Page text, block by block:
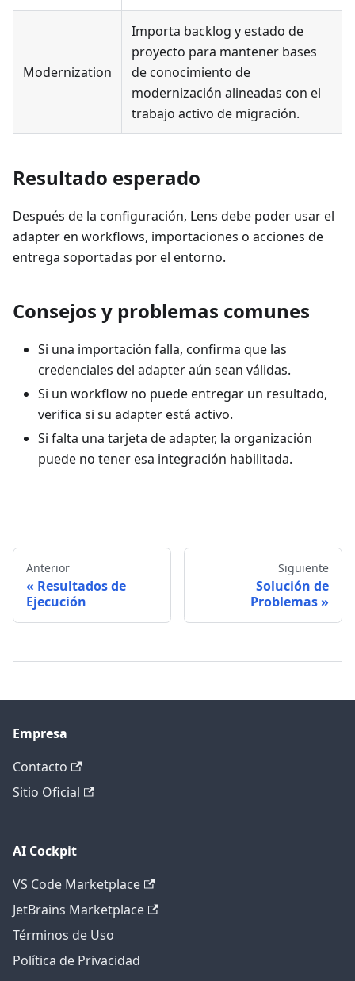
Modernization
Importa backlog y estado de
proyecto para mantener bases
de conocimiento de
modernización alineadas con el
trabajo activo de migración.
Resultado esperado
Después de la configuración, Lens debe poder usar el
adapter en workflows, importaciones o acciones de
entrega soportadas por el entorno.
Consejos y problemas comunes
Si una importación falla, confirma que las
credenciales del adapter aún sean válidas.
Si un workflow no puede entregar un resultado,
verifica si su adapter está activo.
Si falta una tarjeta de adapter, la organización
puede no tener esa integración habilitada.
Anterior
Resultados de
Ejecución
Siguiente
Solución de
Problemas
Empresa
Contacto
Sitio Oficial
AI Cockpit
VS Code Marketplace
JetBrains Marketplace
Términos de Uso
Política de Privacidad